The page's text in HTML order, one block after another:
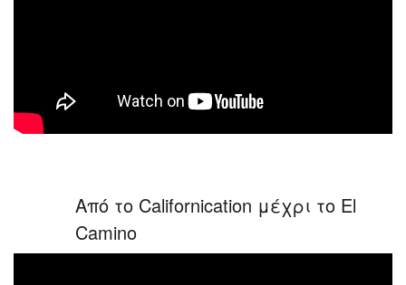
Από το Californication μέχρι το El
Camino